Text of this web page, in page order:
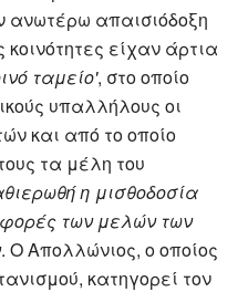
ανωτέρω απαισιόδοξη
κοινότητες είχαν άρτια
ταμείο', στο οποίο
υπαλλήλους οι
και από το οποίο
τα μέλη του
η μισθοδοσία
των μελών των
. Ο Απολλώνιος, ο οποίος
κατηγορεί τον